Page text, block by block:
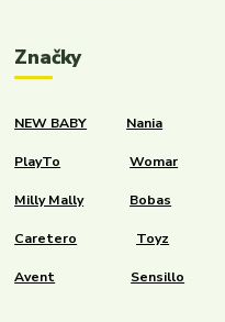
Značky
NEW BABY Nania
PlayTo Womar
Milly Mally Bobas
Caretero Toyz
Avent Sensillo